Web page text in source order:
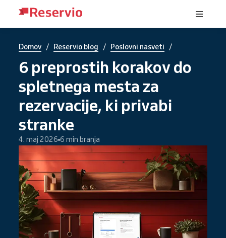
Domov / Reservio blog / Poslovni nasveti /
6 preprostih korakov do
spletnega mesta za
rezervacije, ki privabi
stranke
4. maj 2026 6 min branja